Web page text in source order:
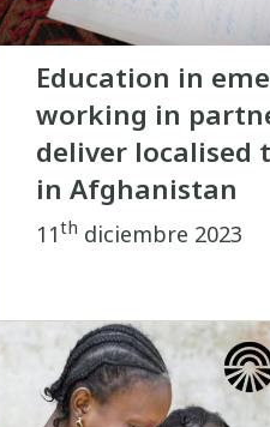
Education in
working in
deliver localised
in Afghanistan
11th diciembre 2023